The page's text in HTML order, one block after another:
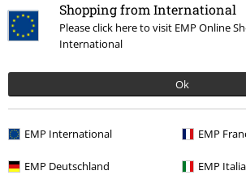
Shopping from International
Please click here to visit EMP Online
International
Ok
EMP International EMP
EMP Deutschland EMP Italia
Verifizierte Rezension
War diese Bewertung hilfreich für dich?
Kommentieren